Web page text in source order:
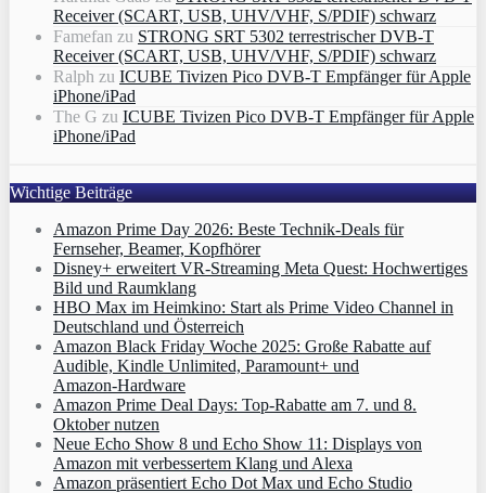
Receiver (SCART, USB, UHV/VHF, S/PDIF) schwarz
Famefan zu STRONG SRT 5302 terrestrischer DVB-T
Receiver (SCART, USB, UHV/VHF, S/PDIF) schwarz
Ralph zu ICUBE Tivizen Pico DVB-T Empfänger für Apple
iPhone/iPad
The G zu ICUBE Tivizen Pico DVB-T Empfänger für Apple
iPhone/iPad
Wichtige Beiträge
Amazon Prime Day 2026: Beste Technik-Deals für
Fernseher, Beamer, Kopfhörer
Disney+ erweitert VR‑Streaming Meta Quest: Hochwertiges
Bild und Raumklang
HBO Max im Heimkino: Start als Prime Video Channel in
Deutschland und Österreich
Amazon Black Friday Woche 2025: Große Rabatte auf
Audible, Kindle Unlimited, Paramount+ und
Amazon‑Hardware
Amazon Prime Deal Days: Top-Rabatte am 7. und 8.
Oktober nutzen
Neue Echo Show 8 und Echo Show 11: Displays von
Amazon mit verbessertem Klang und Alexa
Amazon präsentiert Echo Dot Max und Echo Studio